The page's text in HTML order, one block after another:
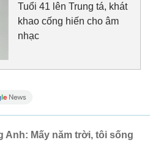
Tuổi 41 lên Trung tá, khát
khao cống hiến cho âm
nhạc
Anh: Mấy năm trời, tôi sống